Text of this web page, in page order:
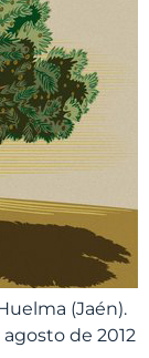
(Jaén).
agosto de 2012